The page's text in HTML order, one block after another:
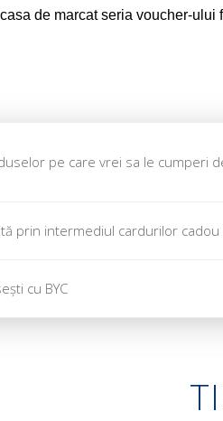
de marcat seria voucher-
pe care vrei sa le cumperi
prin intermediul cardurilor cadou
cu BYC